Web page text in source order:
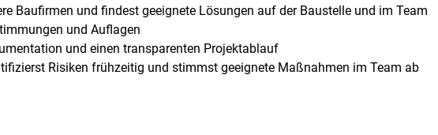
Baufirmen und findest geeignete Lösungen auf der Baustelle und im Team
und Auflagen
und einen transparenten Projektablauf
Risiken frühzeitig und stimmst geeignete Maßnahmen im Team ab